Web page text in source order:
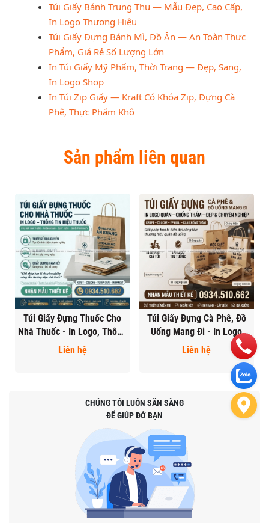
Túi Giấy Bánh Trung Thu — Mẫu Đẹp, Cao Cấp,
In Logo Thương Hiệu
Túi Giấy Đựng Bánh Mì, Đồ Ăn — An Toàn Thực
Phẩm, Giá Rẻ Số Lượng Lớn
In Túi Giấy Mỹ Phẩm, Thời Trang — Đẹp, Sang,
In Logo Shop
In Túi Zip Giấy — Kraft Có Khóa Zip, Đựng Cà
Phê, Thực Phẩm Khô
Sản phẩm liên quan
Túi Giấy Đựng Thuốc Cho
Nhà Thuốc - In Logo, Thông
Tin Hiệu Thuốc
Liên hệ
Túi Giấy Đựng Cà Phê, Đồ
Uống Mang Đi - In Logo
Quán, Chống Thấm
Liên hệ
CHÚNG TÔI LUÔN SẴN SÀNG
ĐỂ GIÚP ĐỠ BẠN